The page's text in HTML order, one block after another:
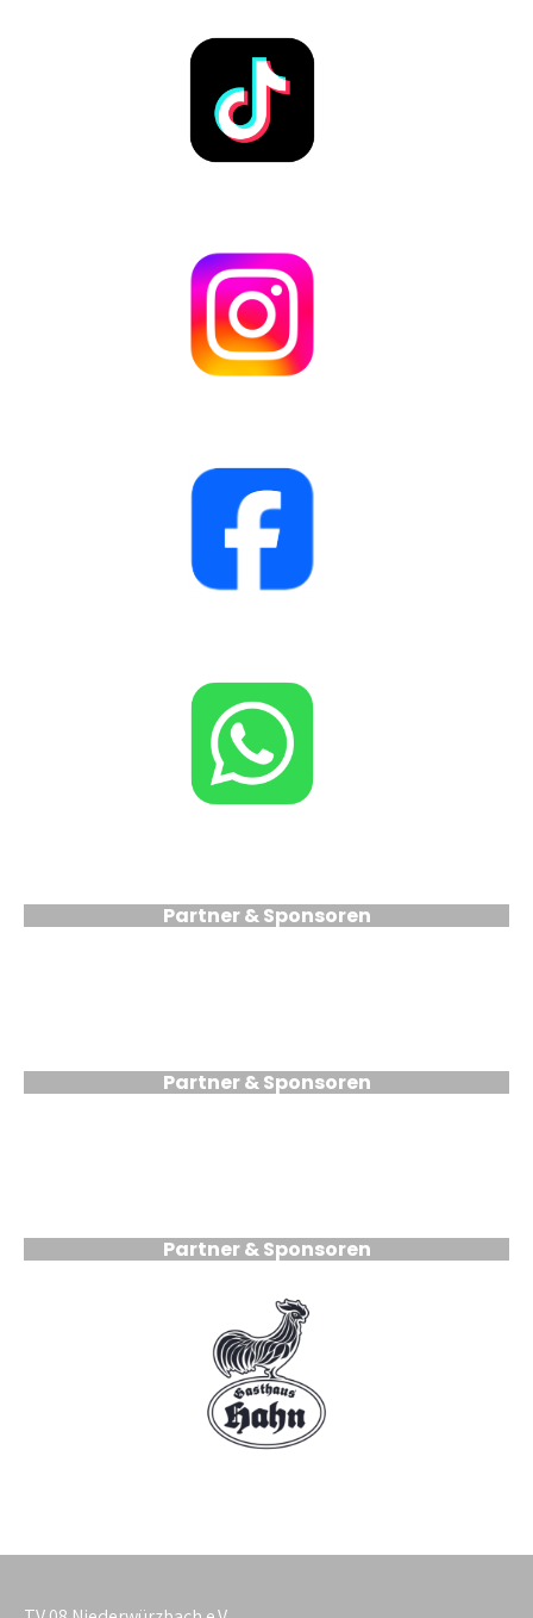
Partner & Sponsoren
Partner & Sponsoren
Partner & Sponsoren